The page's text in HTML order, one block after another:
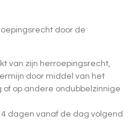
door de
van zijn herroepingsrecht,
door middel van het
op andere ondubbelzinnige
dagen vanaf de dag volgend